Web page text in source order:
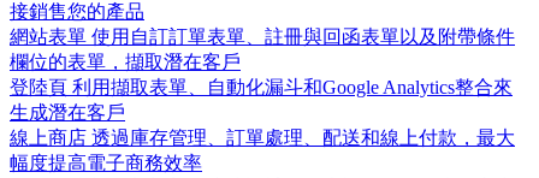
接銷售您的產品
網站表單 使用自訂訂單表單、註冊與回函表單以及附帶條件
欄位的表單，擷取潛在客戶
登陸頁 利用擷取表單、自動化漏斗和Google Analytics整合來
生成潛在客戶
線上商店 透過庫存管理、訂單處理、配送和線上付款，最大
幅度提高電子商務效率